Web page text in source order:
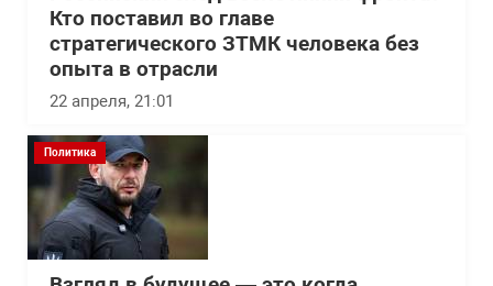
Кто поставил во главе
стратегического ЗТМК человека без
опыта в отрасли
22 апреля, 21:01
Политика